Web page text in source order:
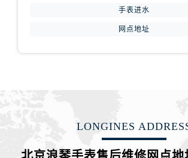
手表进水
网点地址
LONGINES